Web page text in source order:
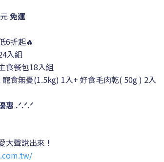
免運
6折起🔥
入組
食餐包18入組
食無憂(1.5kg) 1入+ 好食毛肉乾( 50g ) 2入
惠 .ᐟ.ᐟ.ᐟ
大聲說出來 !